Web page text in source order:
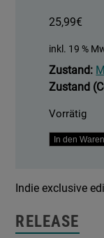
25,99€
inkl. 19 %
Zustand:
Zustand
Vorrätig
Sorceress
In den
Indie exclusive
RELEASE